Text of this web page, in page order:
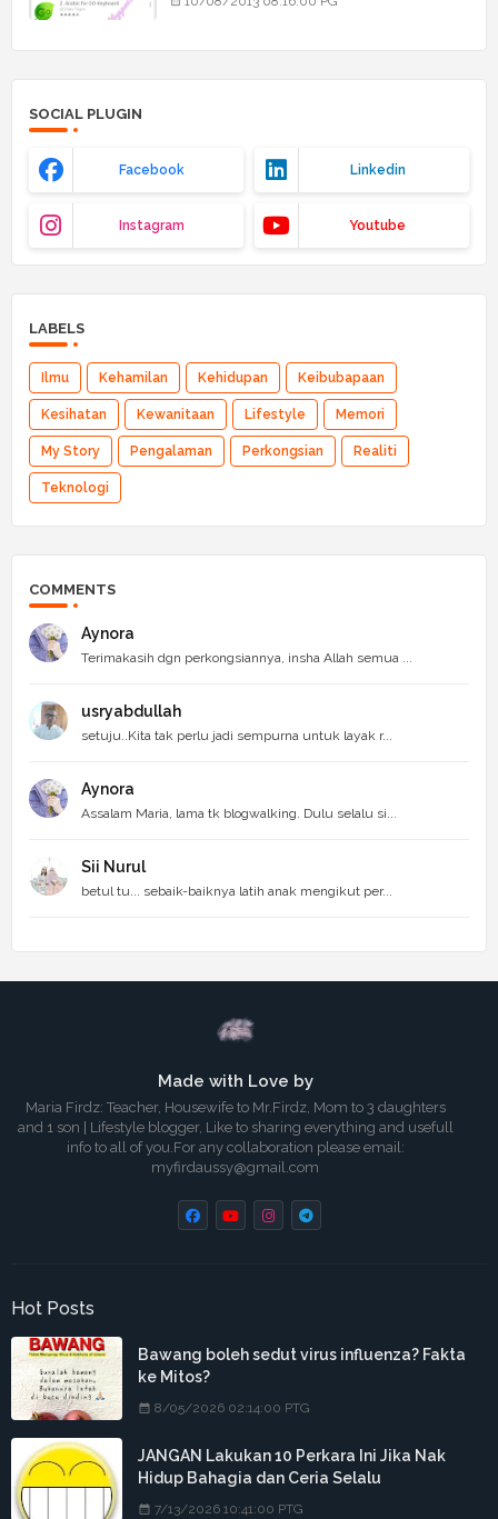
SOCIAL PLUGIN
Facebook Linkedin
Instagram Youtube
LABELS
Ilmu Kehamilan Kehidupan Keibubapaan
Kesihatan Kewanitaan Lifestyle Memori
My Story Pengalaman Perkongsian Realiti
Teknologi
COMMENTS
Aynora
Terimakasih dgn perkongsiannya, insha Allah semua ...
usryabdullah
setuju..Kita tak perlu jadi sempurna untuk layak r...
Aynora
Assalam Maria, lama tk blogwalking. Dulu selalu si...
Sii Nurul
betul tu... sebaik-baiknya latih anak mengikut per...
Made with Love by
Maria Firdz: Teacher, Housewife to Mr.Firdz, Mom to 3 daughters
and 1 son | Lifestyle blogger, Like to sharing everything and usefull
info to all of you.For any collaboration please email:
myfirdaussy@gmail.com
Hot Posts
Bawang boleh sedut virus influenza? Fakta
ke Mitos?
8/05/2026 02:14:00 PTG
JANGAN Lakukan 10 Perkara Ini Jika Nak
Hidup Bahagia dan Ceria Selalu
7/13/2026 10:41:00 PTG